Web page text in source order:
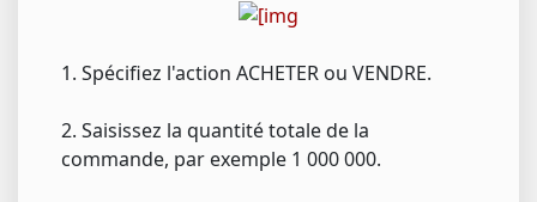
1. Spécifiez l'action ACHETER ou VENDRE.
2. Saisissez la quantité totale de la
commande, par exemple 1 000 000.